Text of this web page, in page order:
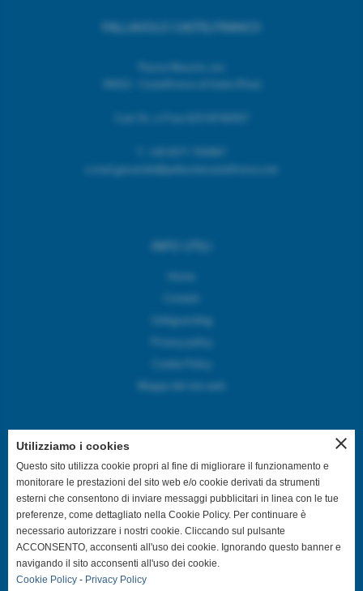
PALLAVOLO CASTELFRANCO
e.mail giovanile@pallavolocastelfranco.net
INFO UTILI
Contatti
Safeguarding
Mappa del sito web
SEGUICI SUI CANALI SOCIAL
@asdpallavolocastelfranco
@asdpallavolocastelfranco
Community Asd Pallavolo Castelfranco
close
Utilizziamo i cookies
Questo sito utilizza cookie propri al fine di migliorare il funzionamento e
monitorare le prestazioni del sito web e/o cookie derivati da strumenti
esterni che consentono di inviare messaggi pubblicitari in linea con le tue
preferenze, come dettagliato nella Cookie Policy. Per continuare è
necessario autorizzare i nostri cookie. Cliccando sul pulsante
ACCONSENTO, acconsenti all'uso dei cookie. Ignorando questo banner e
navigando il sito acconsenti all'uso dei cookie.
Cookie Policy - Privacy Policy